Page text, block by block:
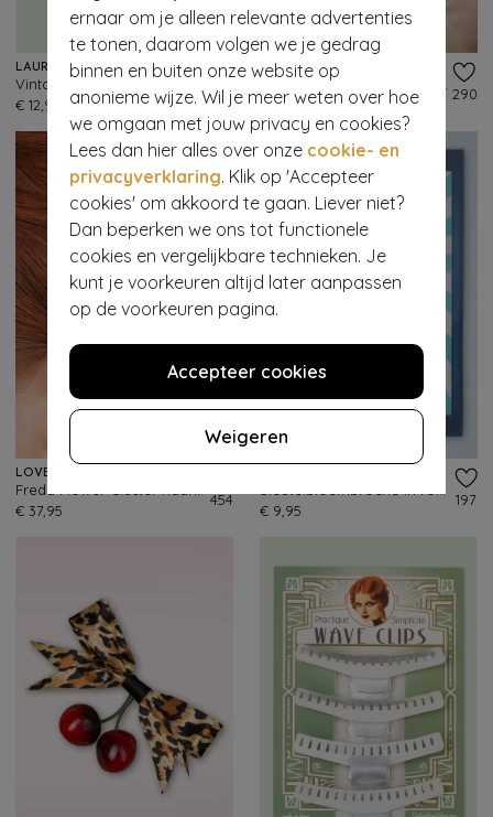
ernaar om je alleen relevante advertenties
te tonen, daarom volgen we je gedrag
binnen en buiten onze website op
anonieme wijze. Wil je meer weten over hoe
we omgaan met jouw privacy en cookies?
Lees dan hier alles over onze cookie- en
privacyverklaring. Klik op 'Accepteer
cookies' om akkoord te gaan. Liever niet?
Dan beperken we ons tot functionele
cookies en vergelijkbare technieken. Je
kunt je voorkeuren altijd later aanpassen
op de voorkeuren pagina.
Accepteer cookies
Weigeren
LAUREN RENNELLS
€ 12,95
547
LAUREN RENNELLS
€ 39,95
290
LOVELY
€ 37,95
454
€ 9,95
197